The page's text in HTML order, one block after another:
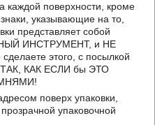
поверхности, кроме
указывающие на то,
представляет собой
ИНСТРУМЕНТ, и НЕ
этого, с посылкой
КАК ЕСЛИ бы ЭТО
поверх упаковки,
упаковочной